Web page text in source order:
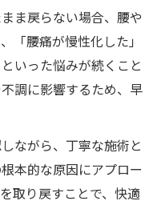
的な骨盤安定サポー
できる産後ケア術
産後骨盤ケアの方法
日常セルフケアの
ストレッチを接骨院
ま戻らない場合、腰や
「腰痛が慢性化した」
いった悩みが続くこと
調に影響するため、早
ながら、丁寧な施術と
本的な原因にアプロー
取り戻すことで、快適